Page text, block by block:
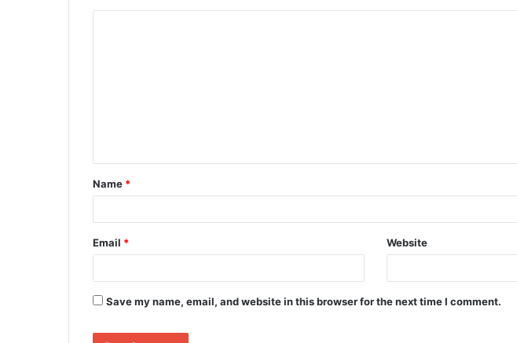
t
*
Name *
Email * Website
Save my name, email, and website in this browser for the next time I comment.